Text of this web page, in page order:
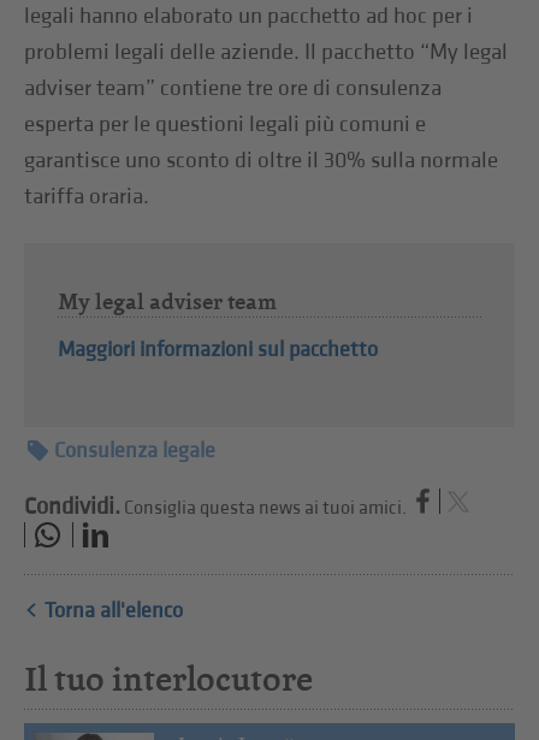
legali hanno elaborato un pacchetto ad hoc per i
problemi legali delle aziende. Il pacchetto “My legal
adviser team” contiene tre ore di consulenza
esperta per le questioni legali più comuni e
garantisce uno sconto di oltre il 30% sulla normale
tariffa oraria.
My legal adviser team
Maggiori informazioni sul pacchetto
Consulenza legale
Condividi. Consiglia questa news ai tuoi amici.
Torna all'elenco
Il tuo interlocutore